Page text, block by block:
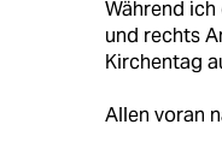
Während
und rechts
Kirchentag
Allen voran